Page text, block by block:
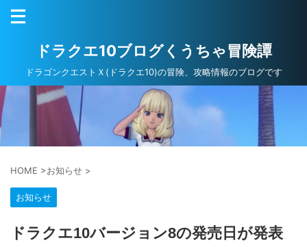
ドラクエ10ブログくうちゃ冒険譚
ドラゴンクエストＸ(ドラクエ10)の冒険、攻略情報のブログです
HOME >お知らせ >
お知らせ
ドラクエ10バージョン8の発売日が発表